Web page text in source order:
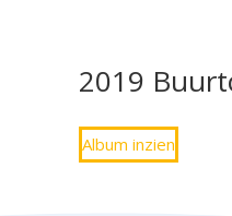
2019
Album inzien